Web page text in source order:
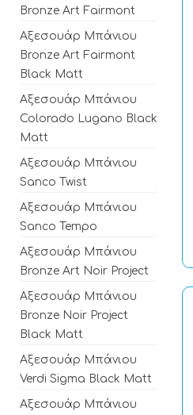
Bronze Art Fairmont
Αξεσουάρ Μπάνιου
Bronze Art Fairmont
Black Matt
Αξεσουάρ Μπάνιου
Colorado Lugano Black
Matt
Αξεσουάρ Μπάνιου
Sanco Twist
Αξεσουάρ Μπάνιου
Sanco Tempo
Αξεσουάρ Μπάνιου
Bronze Art Noir Project
Αξεσουάρ Μπάνιου
Bronze Noir Project
Black Matt
Αξεσουάρ Μπάνιου
Verdi Sigma Black Matt
Αξεσουάρ Μπάνιου